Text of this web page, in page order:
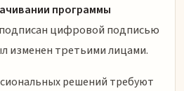
программы
цифровой подписью
изменен третьими лицами.
решений требуют